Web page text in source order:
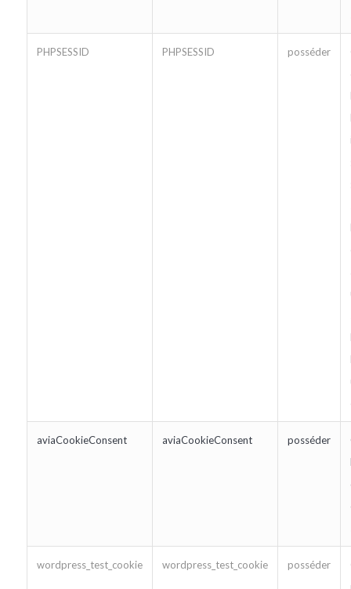
PHPSESSID PHPSESSID posséder
aviaCookieConsent aviaCookieConsent posséder
wordpress_test_cookie wordpress_test_cookie posséder